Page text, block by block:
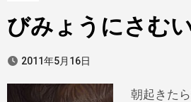
びみょうにさむ
2011年5月16日
朝起きた